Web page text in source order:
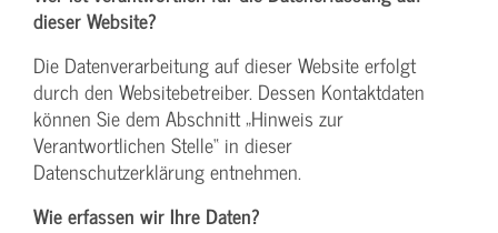
dieser Website?
Die Datenverarbeitung auf dieser Website erfolgt
durch den Websitebetreiber. Dessen Kontaktdaten
können Sie dem Abschnitt „Hinweis zur
Verantwortlichen Stelle“ in dieser
Datenschutzerklärung entnehmen.
Wie erfassen wir Ihre Daten?